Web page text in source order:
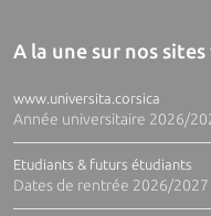
A la une sur nos sites
www.universita.corsica
Année universitaire 2026/
Etudiants & futurs étudiants
Dates de rentrée 2026/2027